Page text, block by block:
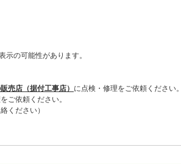
可能性があります。
売店（据付工事店） に点検・修理をご依頼ください。
ご依頼ください。
ください）